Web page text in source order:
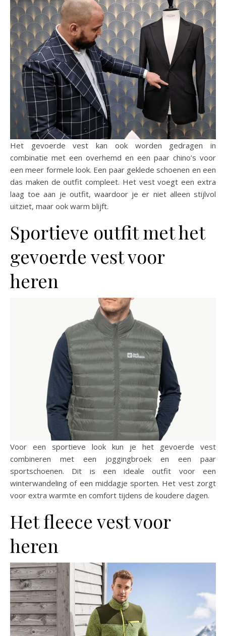
Het gevoerde vest kan ook worden gedragen in
combinatie met een overhemd en een paar chino’s voor
een meer formele look. Een paar geklede schoenen en een
das maken de outfit compleet. Het vest voegt een extra
laag toe aan je outfit, waardoor je er niet alleen stijlvol
uitziet, maar ook warm blijft.
Sportieve outfit met het
gevoerde vest voor
heren
Voor een sportieve look kun je het gevoerde vest
combineren met een joggingbroek en een paar
sportschoenen. Dit is een ideale outfit voor een
winterwandeling of een middagje sporten. Het vest zorgt
voor extra warmte en comfort tijdens de koudere dagen.
Het fleece vest voor
heren